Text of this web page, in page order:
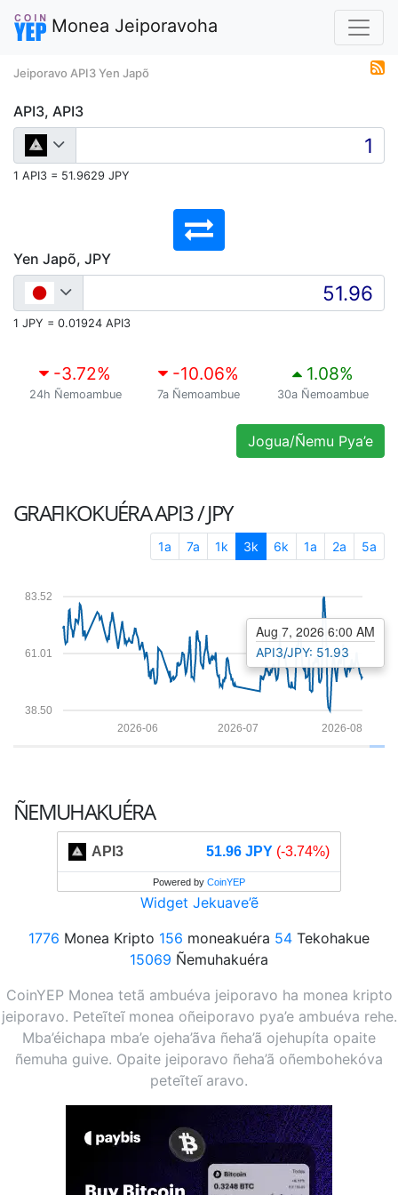
Monea Jeiporavoha
Jeiporavo API3 Yen Japõ
API3, API3
1 API3 = 51.9629 JPY
Yen Japõ, JPY
1 JPY = 0.01924 API3
-3.72%
24h Ñemoambue
-10.06%
7a Ñemoambue
1.08%
30a Ñemoambue
Jogua/Ñemu Pya’e
GRAFIKOKUÉRAAPI3 / JPY
1a 7a 1k 3k 6k 1a 2a 5a
38.50
61.01
83.52
2026-08
2026-07
2026-06
Aug 7, 2026 6:00 AM
API3/JPY: 51.93
ÑEMUHAKUÉRA
API3 51.96 JPY (-3.74%)
Powered by CoinYEP
Widget Jekuave’ẽ
1776 Monea Kripto 156 moneakuéra 54 Tekohakue
15069 Ñemuhakuéra
CoinYEP Monea tetã ambuéva jeiporavo ha monea kripto
jeiporavo. Peteĩteĩ monea oñeiporavo pya’e ambuéva rehe.
Mba’éichapa mba’e ojeha’ãva ñeha’ã ojehupíta opaite
ñemuha guive. Opaite jeiporavo ñeha’ã oñembohekóva
peteĩteĩ aravo.